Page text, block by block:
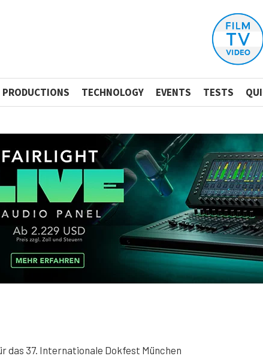
PRODUCTIONS TECHNOLOGY EVENTS TESTS
das 37. Internationale Dokfest München